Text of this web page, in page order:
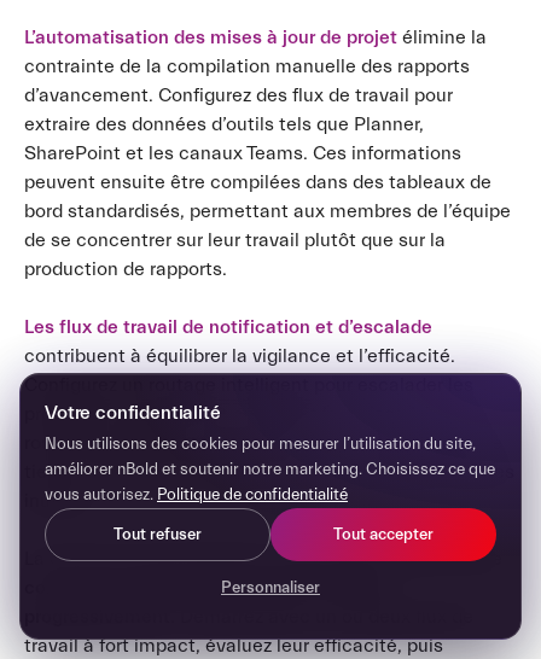
L’automatisation des mises à jour de projet élimine la
contrainte de la compilation manuelle des rapports
d’avancement. Configurez des flux de travail pour
extraire des données d’outils tels que Planner,
SharePoint et les canaux Teams. Ces informations
peuvent ensuite être compilées dans des tableaux de
bord standardisés, permettant aux membres de l’équipe
de se concentrer sur leur travail plutôt que sur la
production de rapports.
Les flux de travail de notification et d’escalade
contribuent à équilibrer la vigilance et l’efficacité.
Configurez un routage intelligent pour escalader les
problèmes urgents tout en filtrant les mises à jour de
routine sous forme de résumés concis. Cette approche
tient les équipes informées sans les submerger d’alertes
inutiles.
La clé d’une automatisation réussie dans Teams est de
commencer petit et de monter en charge
travail à fort impact, évaluez leur efficacité, puis
Votre confidentialité
Nous utilisons des cookies pour mesurer l’utilisation du site,
améliorer nBold et soutenir notre marketing. Choisissez ce que
vous autorisez. Politique de confidentialité
Tout refuser Tout accepter
Personnaliser